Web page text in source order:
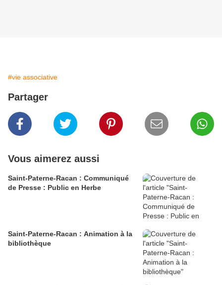
#vie associative
Partager
Vous aimerez aussi
Saint-Paterne-Racan : Communiqué
de Presse : Public en Herbe
Saint-Paterne-Racan : Animation à la
bibliothèque